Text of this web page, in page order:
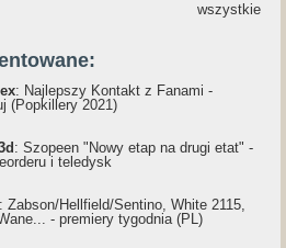
wszystkie
: Najlepszy Kontakt z Fanami -
(Popkillery 2021)
: Szopeen "Nowy etap na drugi etat" -
i teledysk
: Żabson/Hellfield/Sentino, White 2115,
- premiery tygodnia (PL)